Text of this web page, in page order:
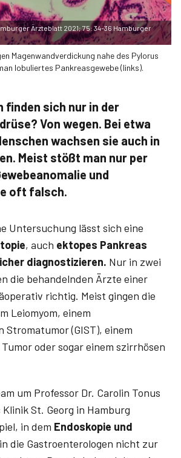
Ärzteblatt 2021; 75: 34-36 Hamburger
Magenwandverdickung nahe des Pylorus
lobuliertes Pankreasgewebe (links).
finden sich nur in der
Von wegen. Bei etwa
wachsen sie auch in
Meist stößt man nur per
und
oft falsch.
Untersuchung lässt sich eine
, auch ektopes Pankreas
diagnostizieren. Nur in zwei
die behandelnden Ärzte einer
richtig. Meist gingen die
Leiomyom, einem
(GIST), einem
oder sogar einem szirrhösen
um Professor Dr. Carolin­ ­Tonus
St. Georg in Hamburg
in dem Endoskopie und
die Gastroenterologen nicht zur